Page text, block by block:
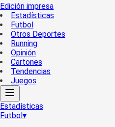
Edición impresa
Estadísticas
Futbol
Otros Deportes
Running
Opinión
Cartones
Tendencias
Juegos
Estadísticas
Futbol▾